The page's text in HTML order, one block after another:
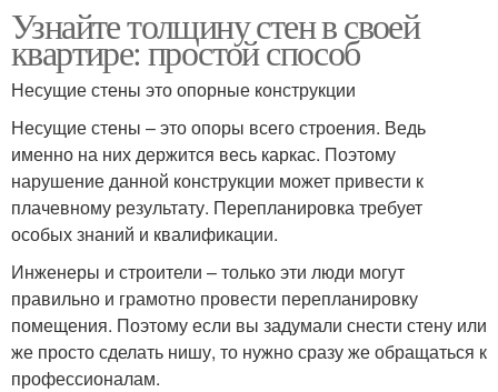
Узнайте толщину стен в своей
квартире: простой способ
Несущие стены это опорные конструкции
Несущие стены – это опоры всего строения. Ведь
именно на них держится весь каркас. Поэтому
нарушение данной конструкции может привести к
плачевному результату. Перепланировка требует
особых знаний и квалификации.
Инженеры и строители – только эти люди могут
правильно и грамотно провести перепланировку
помещения. Поэтому если вы задумали снести стену или
же просто сделать нишу, то нужно сразу же обращаться к
профессионалам.